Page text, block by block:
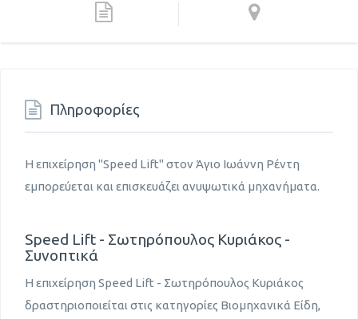
Πληροφορίες
Η επιχείρηση "Speed Lift" στον Άγιο Ιωάννη Ρέντη
εμπορεύεται και επισκευάζει ανυψωτικά μηχανήματα.
Speed Lift - Σωτηρόπουλος Κυριάκος -
Συνοπτικά
Η επιχείρηση Speed Lift - Σωτηρόπουλος Κυριάκος
δραστηριοποιείται στις κατηγορίες Βιομηχανικά Είδη,